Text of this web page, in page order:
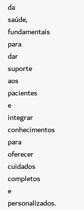
da
saúde,
fundamentais
para
dar
suporte
aos
pacientes
e
integrar
conhecimentos
para
oferecer
cuidados
completos
e
personalizados.